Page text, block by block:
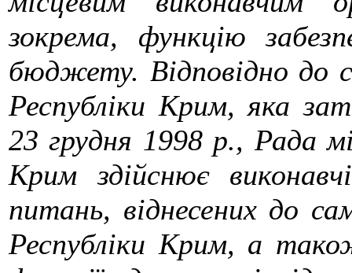
зокрема, функцію
бюджету. Відповідно до
Республіки Крим, яка
23 грудня 1998 р., Рада
Крим здійснює
питань, віднесених до
Республіки Крим, а